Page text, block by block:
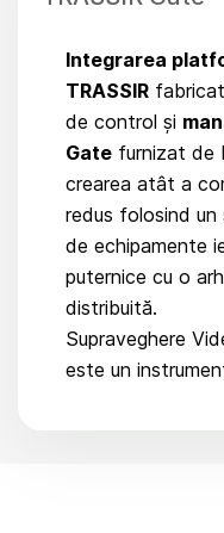
Integrarea
TRASSIR
de control și
Gate furnizat de
crearea atât a
redus folosind un
de echipamente
puternice cu o
distribuită.
Supraveghere
este un